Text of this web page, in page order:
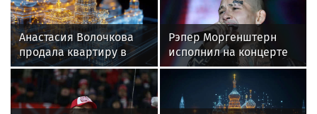
Анастасия Волочкова
продала квартиру в
Питере из-за суда с УК
Рэпер Моргенштерн
исполнил на концерте
песню Мии Бойки
"Базовый минимум"